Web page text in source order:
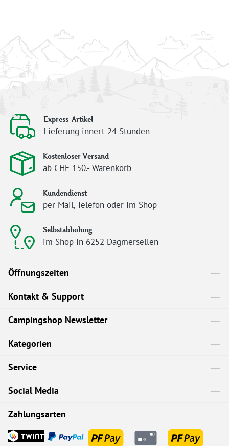
Express-Artikel
Lieferung innert 24 Stunden
Kostenloser Versand
ab CHF 150.- Warenkorb
Kundendienst
per Mail, Telefon oder im Shop
Selbstabholung
im Shop in 6252 Dagmersellen
Öffnungszeiten
Kontakt & Support
Campingshop Newsletter
Kategorien
Service
Social Media
Zahlungsarten